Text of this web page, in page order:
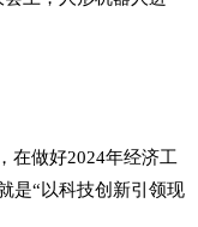
做好2024年经济工
是“以科技创新引领现